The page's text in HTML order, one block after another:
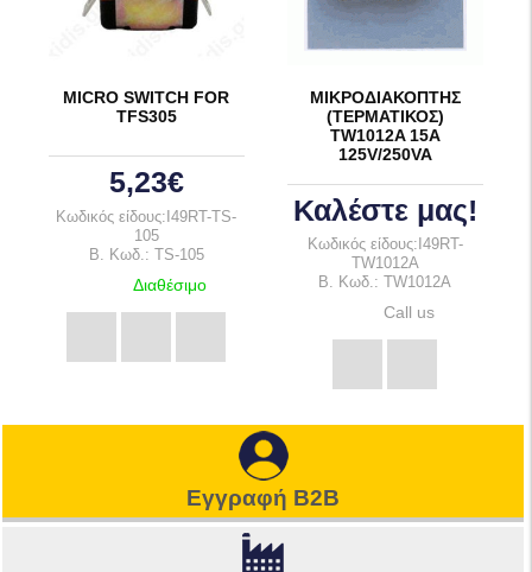
MICRO SWITCH FOR
TFS305
5,23€
Κωδικός είδους:I49RT-TS-
105
B. Κωδ.: TS-105
Διαθέσιμο
ΜΙΚΡΟΔΙΑΚΟΠΤΗΣ
(ΤΕΡΜΑΤΙΚΟΣ)
TW1012A 15A
125V/250VA
Καλέστε μας!
Κωδικός είδους:I49RT-
TW1012A
B. Κωδ.: TW1012A
Call us
Εγγραφή B2B